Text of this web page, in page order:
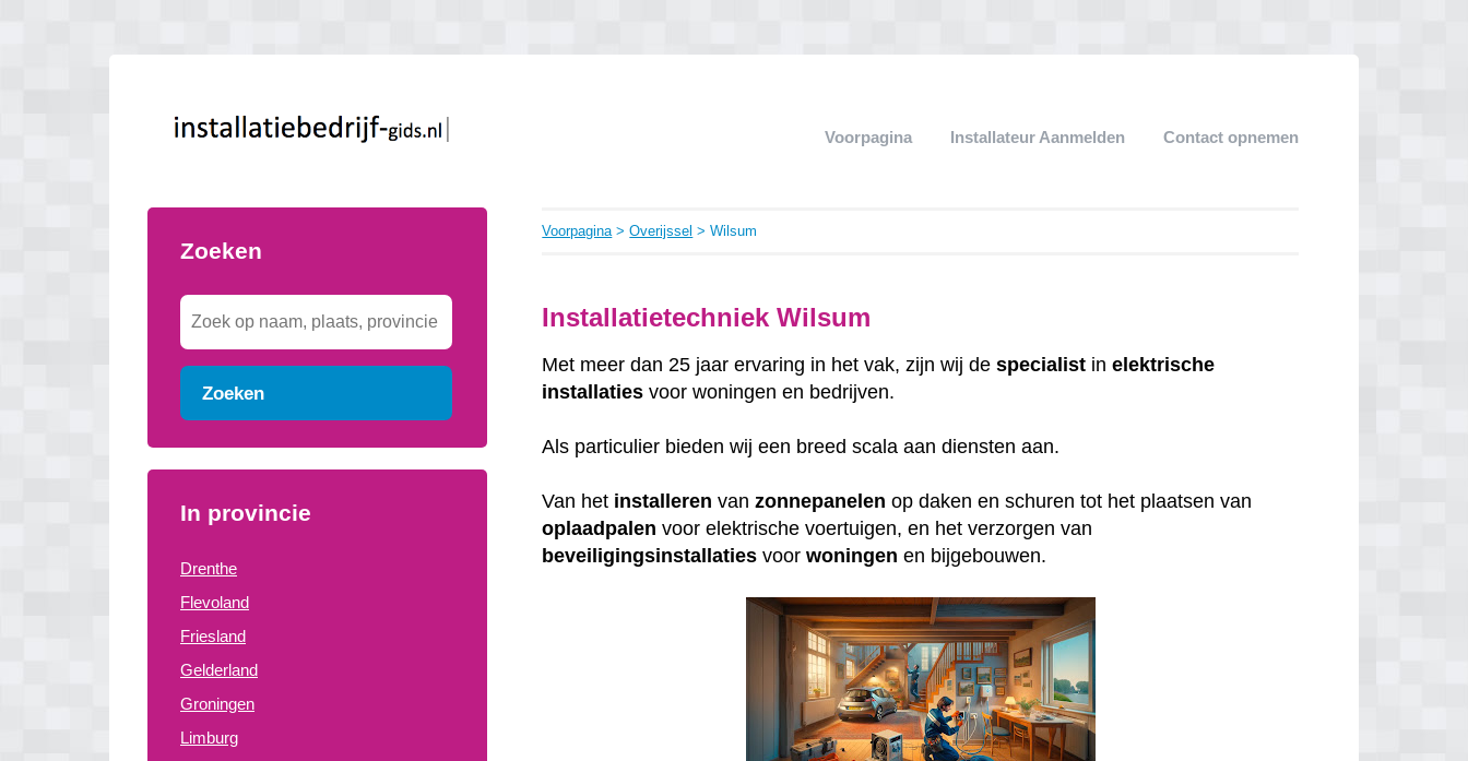
Voorpagina Installateur Aanmelden Contact opnemen
Zoeken
Zoeken
In provincie
Drenthe
Flevoland
Friesland
Gelderland
Groningen
Limburg
Voorpagina>Overijssel > Wilsum
Installatietechniek Wilsum
Met meer dan 25 jaar ervaring in het vak, zijn wij despecialist inelektrische
installaties voor woningen en bedrijven.
Als particulier bieden wij een breed scala aan diensten aan.
Van het installeren vanzonnepanelen op daken en schuren tot het plaatsen van
oplaadpalen voor elektrische voertuigen, en het verzorgen van
beveiligingsinstallaties voorwoningen en bijgebouwen.